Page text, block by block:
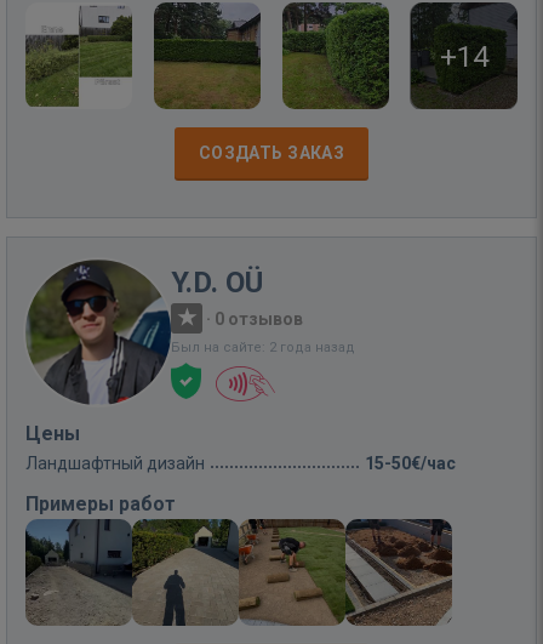
+14
СОЗДАТЬ ЗАКАЗ
Y.D. OÜ
· 0 отзывов
Был на сайте: 2 года назад
Цены
Ландшафтный дизайн 15-50€/час
Примеры работ